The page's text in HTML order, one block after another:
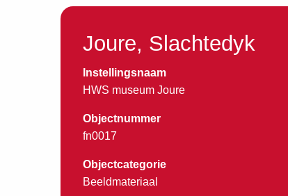
Joure, Slachtedyk
Instellingsnaam
HWS museum Joure
Objectnummer
fn0017
Objectcategorie
Beeldmateriaal